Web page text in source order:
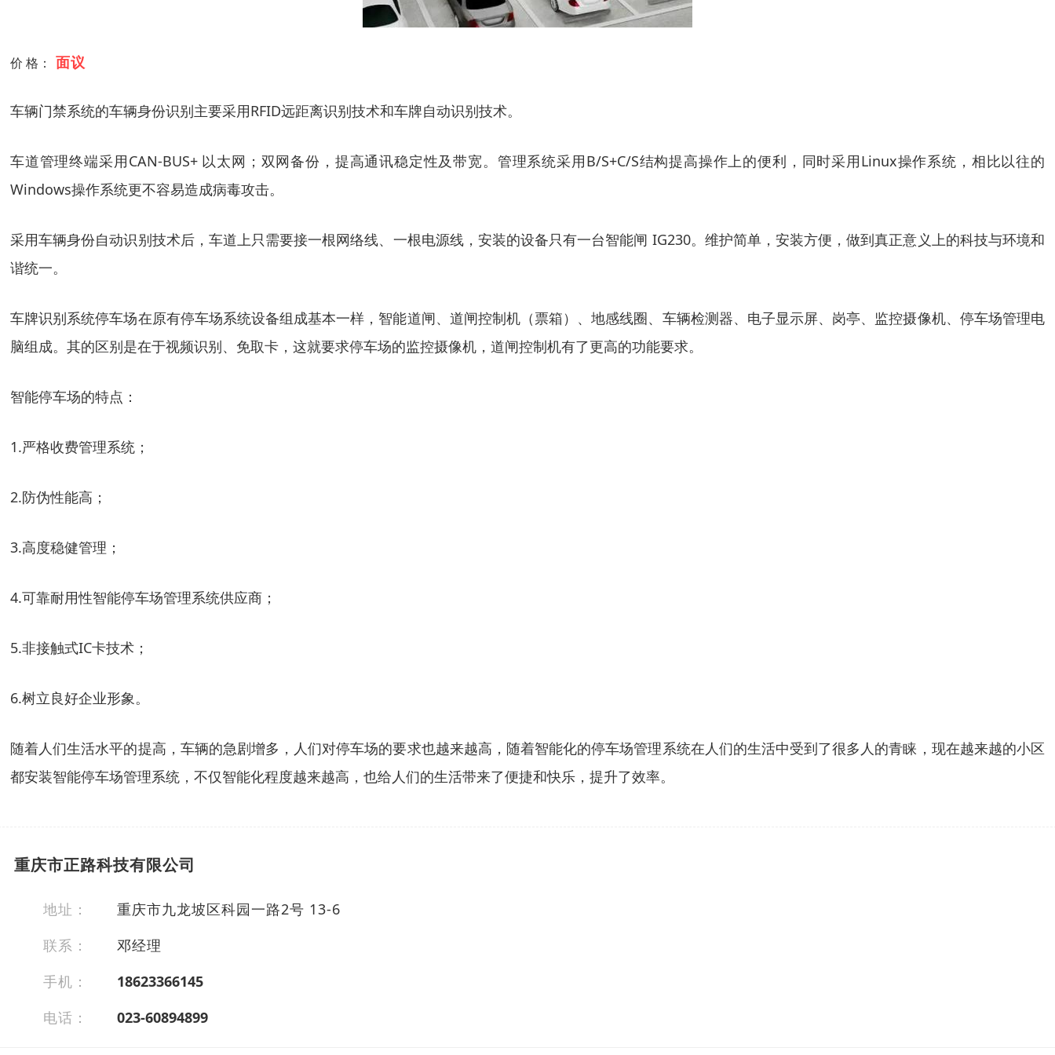
价 格： 面议
车辆门禁系统的车辆身份识别主要采用RFID远距离识别技术和车牌自动识别技术。
车道管理终端采用CAN-BUS+ 以太网；双网备份，提高通讯稳定性及带宽。管理系统采用B/S+C/S结构提高操作上的便利，同时采用Linux操作系统，相比以往的
Windows操作系统更不容易造成病毒攻击。
采用车辆身份自动识别技术后，车道上只需要接一根网络线、一根电源线，安装的设备只有一台智能闸 IG230。维护简单，安装方便，做到真正意义上的科技与环境和
谐统一。
车牌识别系统停车场在原有停车场系统设备组成基本一样，智能道闸、道闸控制机（票箱）、地感线圈、车辆检测器、电子显示屏、岗亭、监控摄像机、停车场管理电
脑组成。其的区别是在于视频识别、免取卡，这就要求停车场的监控摄像机，道闸控制机有了更高的功能要求。
智能停车场的特点：
1.严格收费管理系统；
2.防伪性能高；
3.高度稳健管理；
4.可靠耐用性智能停车场管理系统供应商；
5.非接触式IC卡技术；
6.树立良好企业形象。
随着人们生活水平的提高，车辆的急剧增多，人们对停车场的要求也越来越高，随着智能化的停车场管理系统在人们的生活中受到了很多人的青睐，现在越来越的小区
都安装智能停车场管理系统，不仅智能化程度越来越高，也给人们的生活带来了便捷和快乐，提升了效率。
重庆市正路科技有限公司
地址：
重庆市九龙坡区科园一路2号 13-6
联系：
邓经理
手机：
18623366145
电话：
023-60894899